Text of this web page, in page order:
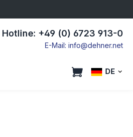
Hotline: +49 (0) 6723 913-0
E-Mail: info@dehner.net
DE